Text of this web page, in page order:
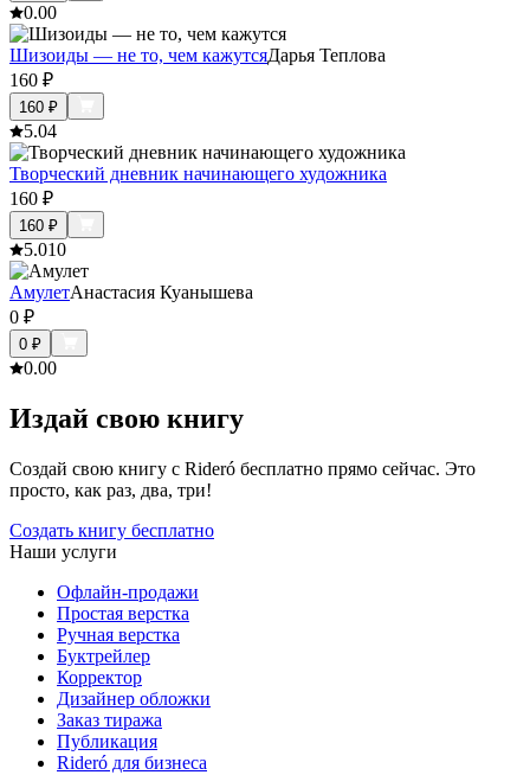
0.00
Шизоиды — не то, чем кажутсяДарья Теплова
160 ₽
160 ₽
5.04
Творческий дневник начинающего художника
160 ₽
160 ₽
5.010
АмулетАнастасия Куанышева
0 ₽
0 ₽
0.00
Издай свою книгу
Создай свою книгу с Rideró бесплатно прямо сейчас. Это
просто, как раз, два, три!
Создать книгу бесплатно
Наши услуги
Офлайн-продажи
Простая верстка
Ручная верстка
Буктрейлер
Корректор
Дизайнер обложки
Заказ тиража
Публикация
Rideró для бизнеса